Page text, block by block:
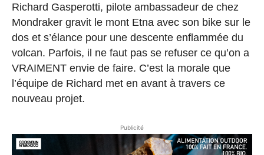
Richard Gasperotti, pilote ambassadeur de chez
Mondraker gravit le mont Etna avec son bike sur le
dos et s’élance pour une descente enflammée du
volcan. Parfois, il ne faut pas se refuser ce qu’on a
VRAIMENT envie de faire. C’est la morale que
l’équipe de Richard met en avant à travers ce
nouveau projet.
Publicité